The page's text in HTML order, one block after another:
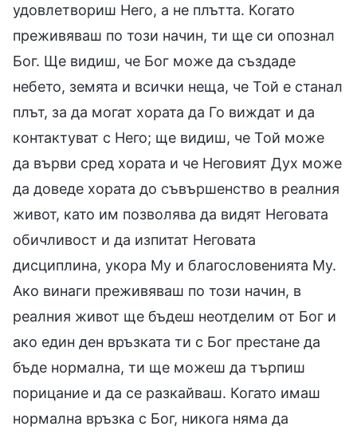
удовлетвориш Него, а не плътта. Когато
преживяваш по този начин, ти ще си опознал
Бог. Ще видиш, че Бог може да създаде
небето, земята и всички неща, че Той е станал
плът, за да могат хората да Го виждат и да
контактуват с Него; ще видиш, че Той може
да върви сред хората и че Неговият Дух може
да доведе хората до съвършенство в реалния
живот, като им позволява да видят Неговата
обичливост и да изпитат Неговата
дисциплина, укора Му и благословенията Му.
Ако винаги преживяваш по този начин, в
реалния живот ще бъдеш неотделим от Бог и
ако един ден връзката ти с Бог престане да
бъде нормална, ти ще можеш да търпиш
порицание и да се разкайваш. Когато имаш
нормална връзка с Бог, никога няма да